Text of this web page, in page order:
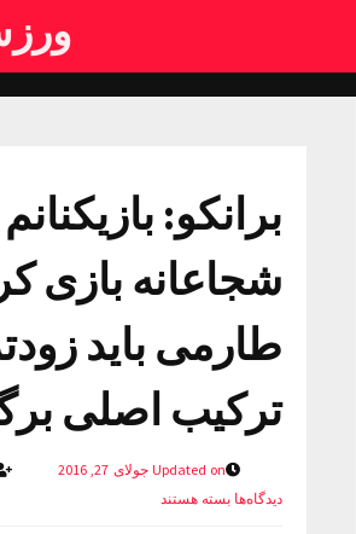
برانکو: بازیکنانم
شجاعانه بازی
طارمی باید
ترکیب اصلی
Updated on جولای 27, 2016
دیدگاه‌هابسته هستند